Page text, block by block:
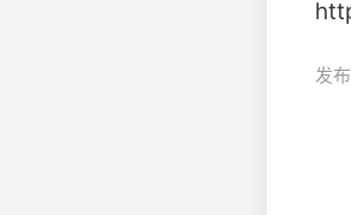
发